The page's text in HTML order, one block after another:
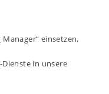
einsetzen,
in unsere